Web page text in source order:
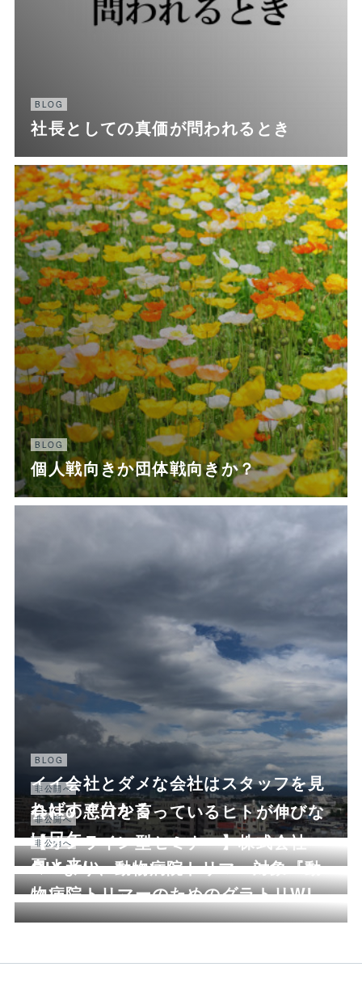
BLOG
社長としての真価が問われるとき
BLOG
個人戦向きか団体戦向きか？
BLOG
イイ会社とダメな会社はスタッフを見
ればすぐ分かる
非公開へ
会社の悪口を言っているヒトが伸びな
いワケ
非公開へ
夏よ来い
非公開へ
【オンライン型セミナー】株式会社
QIXより、動物病院トリマー対象『動
物病院トリマーのためのグラトリWI…